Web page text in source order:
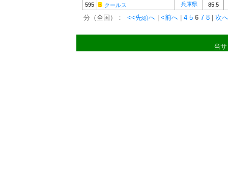
595 クールス 兵庫県 85.5
分（全国）： <<先頭へ <前へ 4 5 6 7 8 次
当